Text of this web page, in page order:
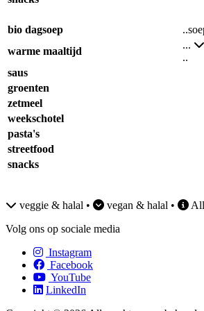
bio dagsoep
warme maaltijd
...
..
saus
groenten
zetmeel
weekschotel
pasta's
streetfood
snacks
veggie & halal • vegan & halal •
Volg ons op sociale media
Instagram
Facebook
YouTube
LinkedIn